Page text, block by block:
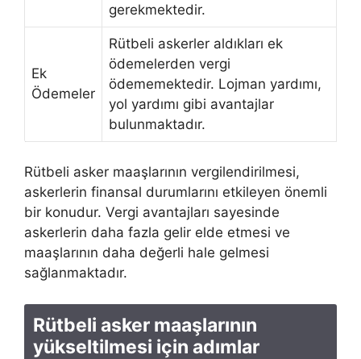
gerekmektedir.
Ek
Ödemeler
Rütbeli askerler aldıkları ek
ödemelerden vergi
ödememektedir. Lojman yardımı,
yol yardımı gibi avantajlar
bulunmaktadır.
Rütbeli asker maaşlarının vergilendirilmesi,
askerlerin finansal durumlarını etkileyen önemli
bir konudur. Vergi avantajları sayesinde
askerlerin daha fazla gelir elde etmesi ve
maaşlarının daha değerli hale gelmesi
sağlanmaktadır.
Rütbeli asker maaşlarının
yükseltilmesi için adımlar